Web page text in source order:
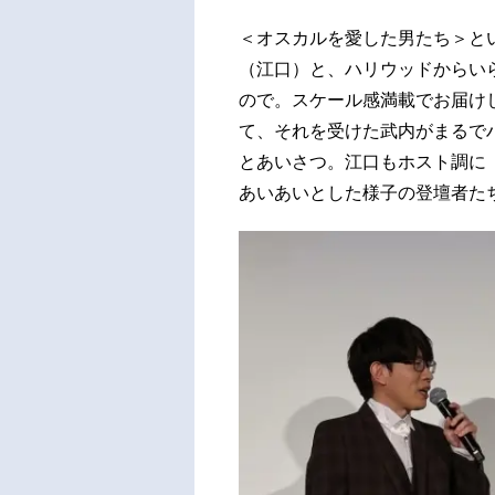
＜オスカルを愛した男たち＞
（江口）と、ハリウッドから
ので。スケール感満載でお届け
て、それを受けた武内がまるで
とあいさつ。江口もホスト調
あいあいとした様子の登壇者た